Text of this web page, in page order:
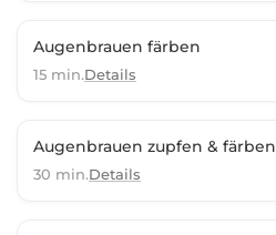
Augenbrauen färben
15 min.Details
Augenbrauen zupfen & färben
30 min.Details